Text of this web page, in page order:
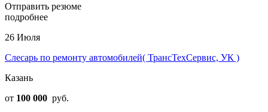
Отправить резюме
подробнее
26 Июля
Слесарь по ремонту автомобилей( ТрансТехСервис, УК )
Казань
от 100 000 руб.